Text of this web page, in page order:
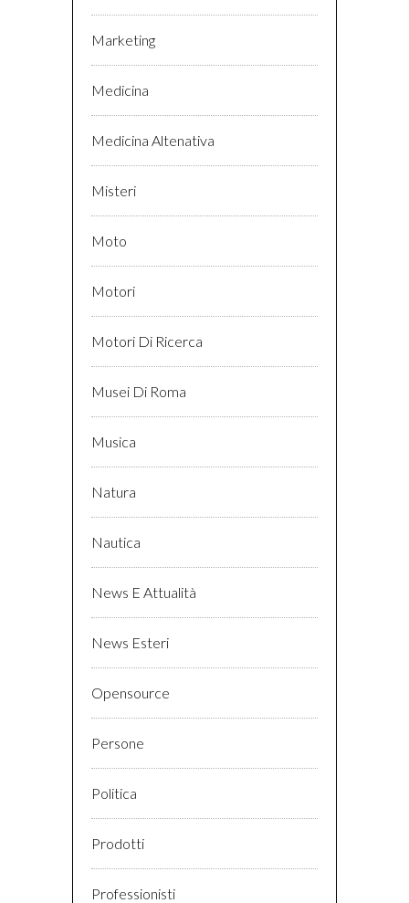
Marketing
Medicina
Medicina Altenativa
Misteri
Moto
Motori
Motori Di Ricerca
Musei Di Roma
Musica
Natura
Nautica
News E Attualità
News Esteri
Opensource
Persone
Politica
Prodotti
Professionisti